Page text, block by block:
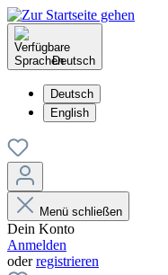
Deutsch
Deutsch
English
Menü schließen
Dein Konto
Anmelden
oderregistrieren